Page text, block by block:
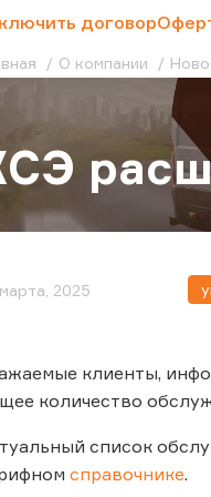
договор
О компании
2025
клиенты,
количество
список
справочнике.